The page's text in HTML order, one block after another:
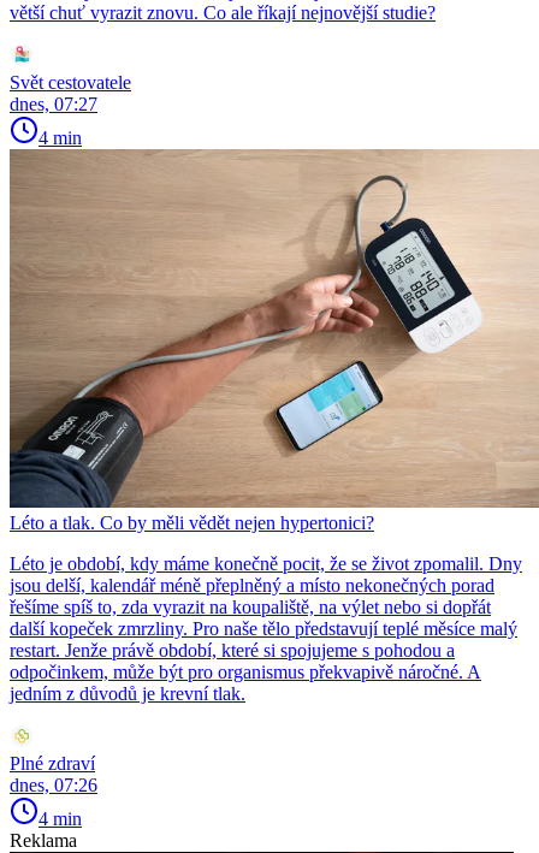
větší chuť vyrazit znovu. Co ale říkají nejnovější studie?
Svět cestovatele
dnes, 07:27
4 min
Léto a tlak. Co by měli vědět nejen hypertonici?
Léto je období, kdy máme konečně pocit, že se život zpomalil. Dny
jsou delší, kalendář méně přeplněný a místo nekonečných porad
řešíme spíš to, zda vyrazit na koupaliště, na výlet nebo si dopřát
další kopeček zmrzliny. Pro naše tělo představují teplé měsíce malý
restart. Jenže právě období, které si spojujeme s pohodou a
odpočinkem, může být pro organismus překvapivě náročné. A
jedním z důvodů je krevní tlak.
Plné zdraví
dnes, 07:26
4 min
Reklama